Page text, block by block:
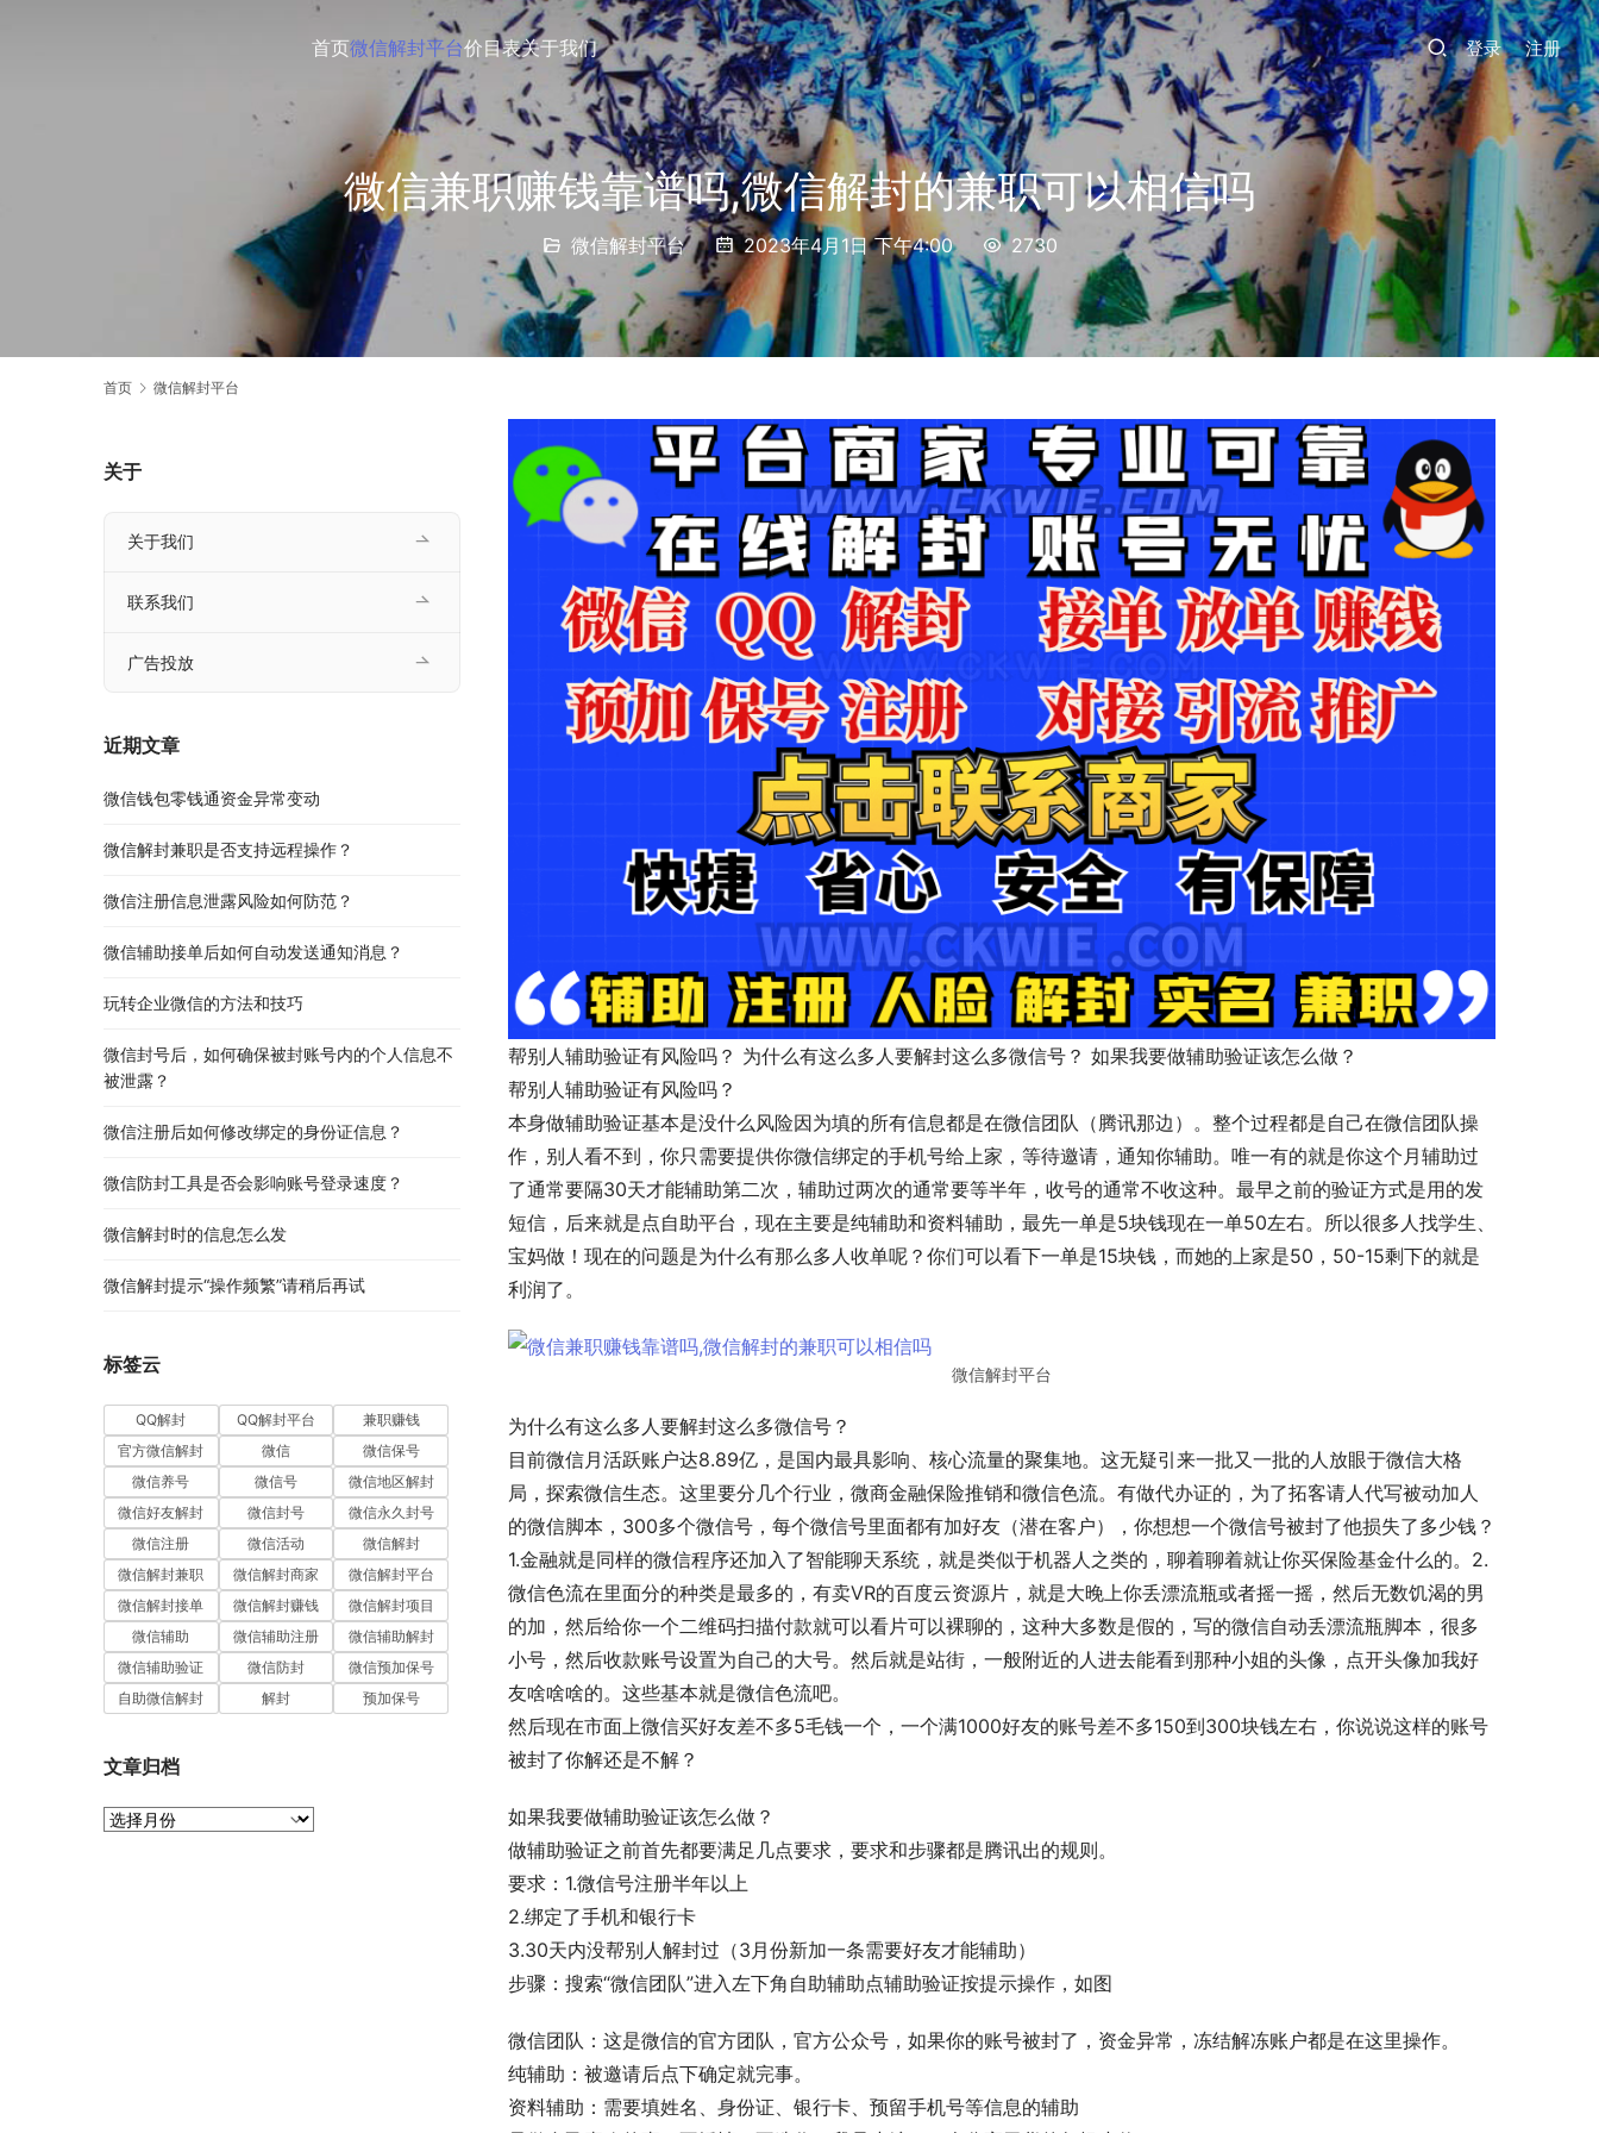
首页微信解封平台价目表关于我们 登录 注册
微信兼职赚钱靠谱吗,微信解封的兼职可以相信吗
微信解封平台 2023年4月1日 下午4:00 2730
首页 微信解封平台
帮别人辅助验证有风险吗？ 为什么有这么多人要解封这么多微信号？ 如果我要做辅助验证该怎么做？
帮别人辅助验证有风险吗？
本身做辅助验证基本是没什么风险因为填的所有信息都是在微信团队（腾讯那边）。整个过程都是自己在微信团队操
作，别人看不到，你只需要提供你微信绑定的手机号给上家，等待邀请，通知你辅助。唯一有的就是你这个月辅助过
了通常要隔30天才能辅助第二次，辅助过两次的通常要等半年，收号的通常不收这种。最早之前的验证方式是用的发
短信，后来就是点自助平台，现在主要是纯辅助和资料辅助，最先一单是5块钱现在一单50左右。所以很多人找学生、
宝妈做！现在的问题是为什么有那么多人收单呢？你们可以看下一单是15块钱，而她的上家是50，50-15剩下的就是
利润了。
微信解封平台
为什么有这么多人要解封这么多微信号？
目前微信月活跃账户达8.89亿，是国内最具影响、核心流量的聚集地。这无疑引来一批又一批的人放眼于微信大格
局，探索微信生态。这里要分几个行业，微商金融保险推销和微信色流。有做代办证的，为了拓客请人代写被动加人
的微信脚本，300多个微信号，每个微信号里面都有加好友（潜在客户），你想想一个微信号被封了他损失了多少钱？
1.金融就是同样的微信程序还加入了智能聊天系统，就是类似于机器人之类的，聊着聊着就让你买保险基金什么的。2.
微信色流在里面分的种类是最多的，有卖VR的百度云资源片，就是大晚上你丢漂流瓶或者摇一摇，然后无数饥渴的男
的加，然后给你一个二维码扫描付款就可以看片可以裸聊的，这种大多数是假的，写的微信自动丢漂流瓶脚本，很多
小号，然后收款账号设置为自己的大号。然后就是站街，一般附近的人进去能看到那种小姐的头像，点开头像加我好
友啥啥啥的。这些基本就是微信色流吧。
然后现在市面上微信买好友差不多5毛钱一个，一个满1000好友的账号差不多150到300块钱左右，你说说这样的账号
被封了你解还是不解？
如果我要做辅助验证该怎么做？
做辅助验证之前首先都要满足几点要求，要求和步骤都是腾讯出的规则。
要求：1.微信号注册半年以上
2.绑定了手机和银行卡
3.30天内没帮别人解封过（3月份新加一条需要好友才能辅助）
步骤：搜索“微信团队”进入左下角自助辅助点辅助验证按提示操作，如图
微信团队：这是微信的官方团队，官方公众号，如果你的账号被封了，资金异常，冻结解冻账户都是在这里操作。
纯辅助：被邀请后点下确定就完事。
资料辅助：需要填姓名、身份证、银行卡、预留手机号等信息的辅助
关于
关于我们
联系我们
广告投放
近期文章
微信钱包零钱通资金异常变动
微信解封兼职是否支持远程操作？
微信注册信息泄露风险如何防范？
微信辅助接单后如何自动发送通知消息？
玩转企业微信的方法和技巧
微信封号后，如何确保被封账号内的个人信息不
被泄露？
微信注册后如何修改绑定的身份证信息？
微信防封工具是否会影响账号登录速度？
微信解封时的信息怎么发
微信解封提示“操作频繁”请稍后再试
标签云
QQ解封 QQ解封平台
兼职赚钱
官方微信解封
微信
微信保号
微信养号
微信号
微信地区解封
微信好友解封
微信封号
微信永久封号
微信注册
微信活动
微信解封
微信解封兼职
微信解封商家
微信解封平台
微信解封接单
微信解封赚钱
微信解封项目
微信辅助
微信辅助注册
微信辅助解封
微信辅助验证
微信防封
微信预加保号
自助微信解封
解封 预加保号
文章归档
文